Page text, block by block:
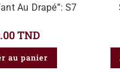
Au Drapé”: S7
TND
au panier